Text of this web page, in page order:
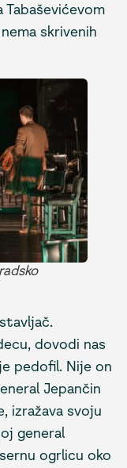
skrivenih
dovodi nas
pedofil. Nije on
Jepančin
izražava svoju
general
ogrlicu oko